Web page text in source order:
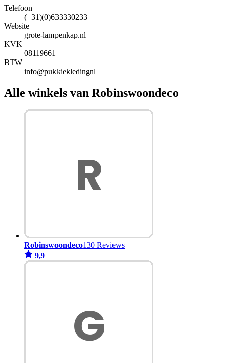
Telefoon
(+31)(0)633330233
Website
grote-lampenkap.nl
KVK
08119661
BTW
info@pukkiekledingnl
Alle winkels van Robinswoondeco
Robinswoondeco130 Reviews
9,9